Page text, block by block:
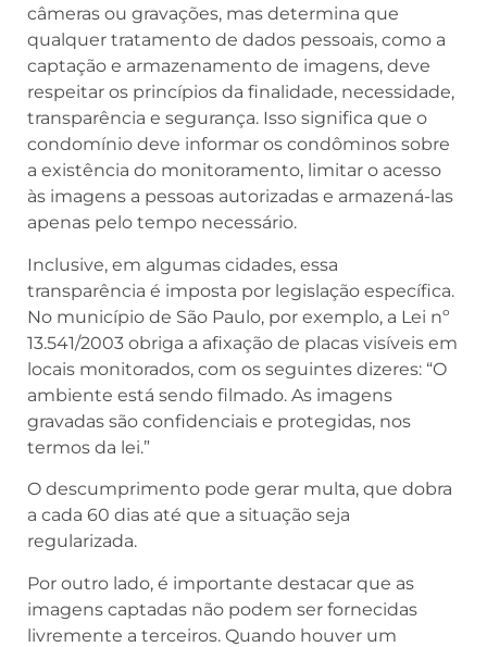
câmeras ou gravações, mas determina que
qualquer tratamento de dados pessoais, como a
captação e armazenamento de imagens, deve
respeitar os princípios da finalidade, necessidade,
transparência e segurança. Isso significa que o
condomínio deve informar os condôminos sobre
a existência do monitoramento, limitar o acesso
às imagens a pessoas autorizadas e armazená-las
apenas pelo tempo necessário.
Inclusive, em algumas cidades, essa
transparência é imposta por legislação específica.
No município de São Paulo, por exemplo, a Lei nº
13.541/2003 obriga a afixação de placas visíveis em
locais monitorados, com os seguintes dizeres: “O
ambiente está sendo filmado. As imagens
gravadas são confidenciais e protegidas, nos
termos da lei.”
O descumprimento pode gerar multa, que dobra
a cada 60 dias até que a situação seja
regularizada.
Por outro lado, é importante destacar que as
imagens captadas não podem ser fornecidas
livremente a terceiros. Quando houver um